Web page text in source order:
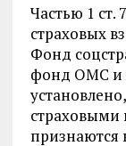
Частью 1 ст.
страховых
Фонд
фонд ОМС и
страховыми